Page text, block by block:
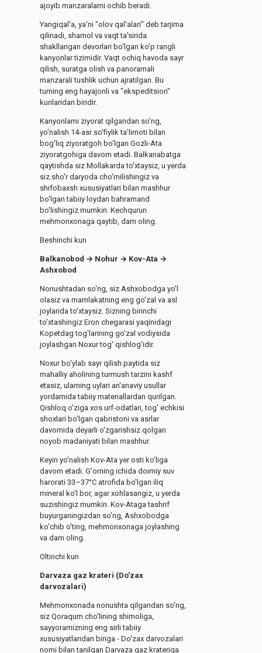
ajoyib manzaralarni ochib beradi.
Yangiqal'a, ya'ni "olov qal'alari" deb tarjima
qilinadi, shamol va vaqt ta'sirida
shakllangan devorlari bo'lgan ko'p rangli
kanyonlar tizimidir. Vaqt ochiq havoda sayr
qilish, suratga olish va panoramali
manzarali tushlik uchun ajratilgan. Bu
turning eng hayajonli va "ekspeditsion"
kunlaridan biridir.
Kanyonlarni ziyorat qilgandan so'ng,
yo'nalish 14-asr so'fiylik ta'limoti bilan
bog'liq ziyoratgoh bo'lgan Gozli-Ata
ziyoratgohiga davom etadi. Balkanabatga
qaytishda siz Mollakarda to'xtaysiz, u yerda
siz sho'r daryoda cho'milishingiz va
shifobaxsh xususiyatlari bilan mashhur
bo'lgan tabiiy loydan bahramand
bo'lishingiz mumkin. Kechqurun
mehmonxonaga qaytib, dam oling.
Beshinchi kun
Balkanobod → Nohur → Kov-Ata →
Ashxobod
Nonushtadan so'ng, siz Ashxobodga yo'l
olasiz va mamlakatning eng go'zal va asl
joylarida to'xtaysiz. Sizning birinchi
to'xtashingiz Eron chegarasi yaqinidagi
Kopetdag tog'larining go'zal vodiysida
joylashgan Noxur tog' qishlog'idir.
Noxur bo'ylab sayr qilish paytida siz
mahalliy aholining turmush tarzini kashf
etasiz, ularning uylari an'anaviy usullar
yordamida tabiiy materiallardan qurilgan.
Qishloq o'ziga xos urf-odatlari, tog' echkisi
shoxlari bo'lgan qabristoni va asrlar
davomida deyarli o'zgarishsiz qolgan
noyob madaniyati bilan mashhur.
Keyin yo'nalish Kov-Ata yer osti ko'liga
davom etadi. G'orning ichida doimiy suv
harorati 33–37°C atrofida bo'lgan iliq
mineral ko'l bor, agar xohlasangiz, u yerda
suzishingiz mumkin. Kov-Ataga tashrif
buyurganingizdan so'ng, Ashxobodga
ko'chib o'ting, mehmonxonaga joylashing
va dam oling.
Oltinchi kun
Darvaza gaz krateri (Do'zax
darvozalari)
Mehmonxonada nonushta qilgandan so'ng,
siz Qoraqum cho'lining shimoliga,
sayyoramizning eng sirli tabiiy
xususiyatlaridan biriga - Do'zax darvozalari
nomi bilan tanilgan Darvaza gaz krateriga